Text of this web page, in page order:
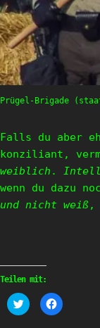
Prügel-Brigade
Falls du aber
konziliant,
weiblich .
wenn du dazu
und nicht weiß,
Teilen mit:
Klick,
um
Klick,
um